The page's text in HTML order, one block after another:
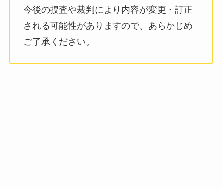
今後の捜査や裁判により内容が変更・訂正
される可能性がありますので、あらかじめ
ご了承ください。